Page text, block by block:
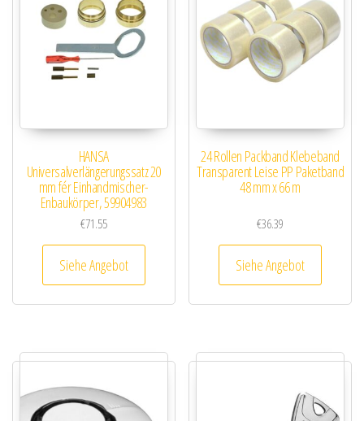
HANSA
Universalverlängerungssatz 20
mm fér Einhandmischer-
Enbaukörper, 59904983
€71.55
Siehe Angebot
24 Rollen Packband Klebeband
Transparent Leise PP Paketband
48 mm x 66 m
€36.39
Siehe Angebot